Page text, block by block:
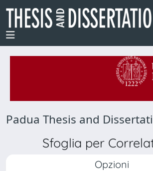
Padua Thesis and
Sfoglia per
Opzioni